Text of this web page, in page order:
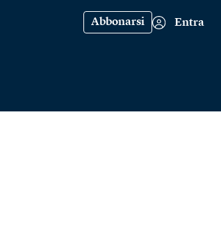
Abbonarsi Entra